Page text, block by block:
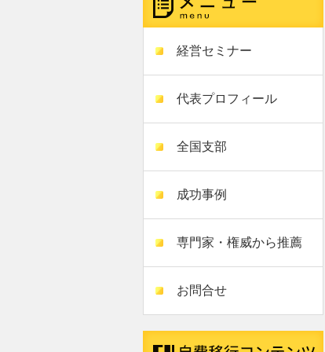
経営セミナー
代表プロフィール
全国支部
成功事例
専門家・権威から推薦
お問合せ